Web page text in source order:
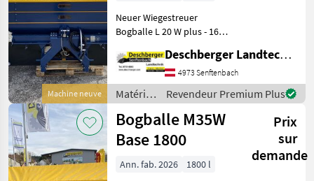
Machine neuve
Neuer Wiegestreuer
Bogballe L 20 W plus - 1600
Überlappung - Calibrator
Zurf - LED Beleuchtung -
E1T Steuflügel 12-18mt -
Abdeckplane
Deschberger Landtechnik GmbH
4973 Senftenbach
Matériels
de
fertilisation
et
irrigation
/
Revendeur Premium Plus
Bogballe M35W
Base 1800
Prix
sur
demande
Ann. fab. 2026
1800 l